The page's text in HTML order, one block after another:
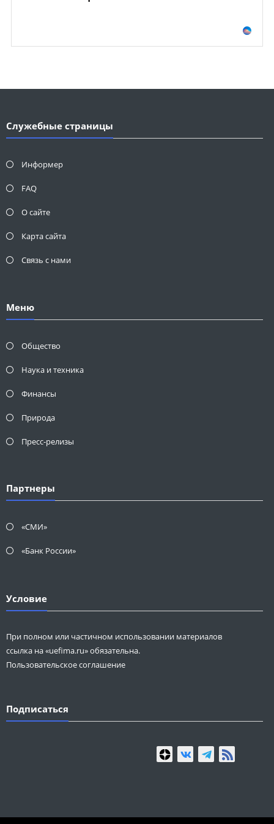
Служебные страницы
Информер
FAQ
О сайте
Карта сайта
Связь с нами
Меню
Общество
Наука и техника
Финансы
Природа
Пресс-релизы
Партнеры
«СМИ»
«Банк России»
Условие
При полном или частичном использовании материалов
ссылка на «uefima.ru» обязательна.
Пользовательское соглашение
Подписаться